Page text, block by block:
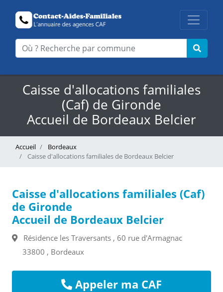
Caisse d'allocations familiales
(Caf) de Gironde
Accueil de Bordeaux Belcier
Accueil
Bordeaux
Caisse d'allocations familiales de Bordeaux Belcier
Caisse d'allocations familiales (Caf)
de Gironde
Accueil de Bordeaux Belcier
Résidence les Traversants , 60 rue d'Armagnac
33800 , Bordeaux
Appeler ma CAF